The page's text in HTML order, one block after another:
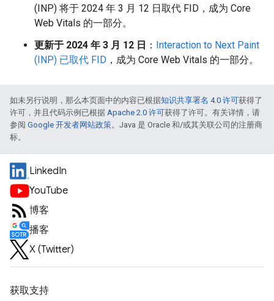
(INP) 将于 2024 年 3 月 12 日取代 FID，成为 Core
Web Vitals 的一部分。
更新于 2024 年 3 月 12 日 ： Interaction to Next Paint
(INP) 已取代 FID ，成为 Core Web Vitals 的一部分。
如未另行说明，那么本页面中的内容已根据知识共享署名 4.0 许可获得了
许可，并且代码示例已根据 Apache 2.0 许可获得了许可。有关详情，请
参阅 Google 开发者网站政策。Java 是 Oracle 和/或其关联公司的注册商
标。
LinkedIn
YouTube
博客
播客
X (Twitter)
获取支持